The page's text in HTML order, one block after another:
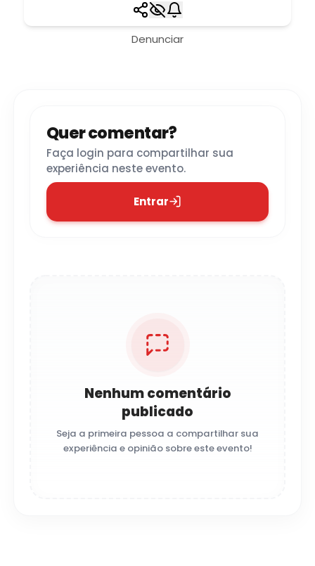
Denunciar
Quer comentar?
Faça login para compartilhar sua
experiência neste evento.
Entrar
Nenhum comentário
publicado
Seja a primeira pessoa a compartilhar sua
experiência e opinião sobre este evento!